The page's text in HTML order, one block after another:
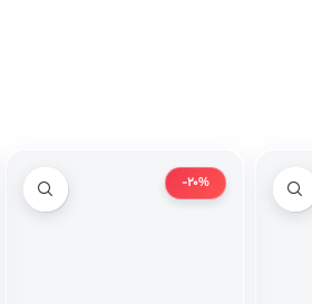
-20%